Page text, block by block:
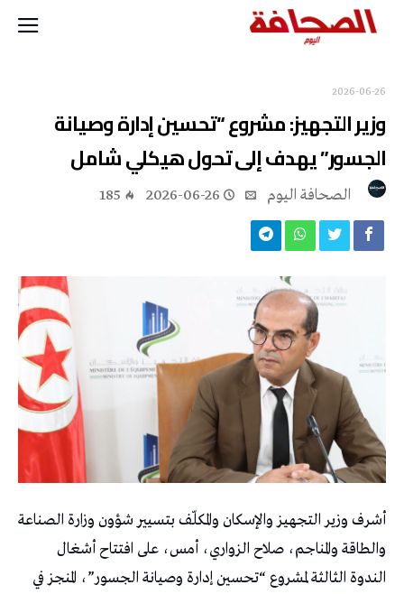
2026-06-26
وزير التجهيز: مشروع “تحسين إدارة وصيانة
الجسور” يهدف إلى تحول هيكلي شامل
2026-06-26
185
أشرف وزير التجهيز والإسكان والمكلّف بتسيير شؤون وزارة الصناعة
والطاقة والمناجم، صلاح الزواري، أمس، على افتتاح أشغال
الندوة الثالثة لمشروع “تحسين إدارة وصيانة الجسور”، المنجز في